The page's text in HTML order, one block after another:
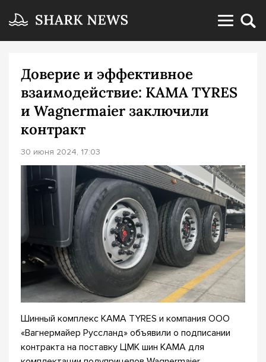
Доверие и эффективное
взаимодействие: КАМА TYRES
и Wagnermaier заключили
контракт
30 июня 2024, 17:03
Шинный комплекс КАМА TYRES и компания ООО
«Вагнермайер Руссланд» объявили о подписании
контракта на поставку ЦМК шин КАМА для